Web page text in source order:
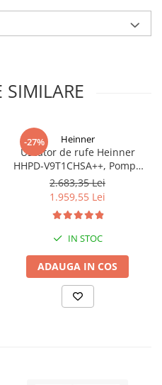
SIMILARE
-27% Heinner
Uscator de rufe Heinner
HHPD-V9T1CHSA++, Pompa
de caldura, 9 kg, Clasa A++,
Functie Anti-sifonare,
Argintiu
2.683,35 Lei
1.959,55 Lei
IN STOC
ADAUGA IN COS